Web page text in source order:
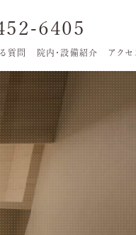
6405
質問 院内・設備紹介 アクセ